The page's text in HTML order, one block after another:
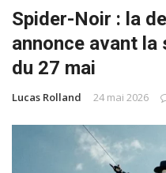
Spider-Noir : la
annonce avant
du 27 mai
Lucas Rolland 24 mai 2026